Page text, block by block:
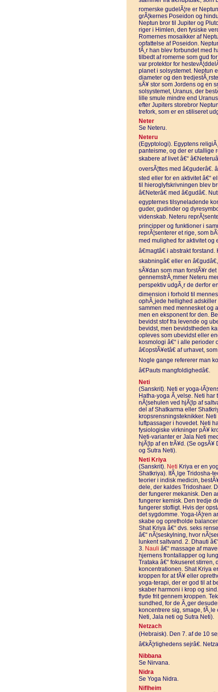
romerske gudelÃ¦re er
grÃ¦kernes Poseidon og
Neptun bror til Jupiter og
riger i Himlen, den fysiske
Romernes mosaikker af
opfattelse af Poseidon.
fÃ¸r han blev forbundet med
tilbedt af romerne som gud
var protektor for
planet i solsystemet. Neptun
diameter og den
sÃ¥ stor som Jordens og en
solsystemet, Uranus, der
lille smule mindre end
efter Jupiters storebror
trefork, som er en stiliseret
Neter
Se Neteru.
Neteru
(Egyptologi). Egyptens
panteisme, og der er utallige
skabere af livet â€“
oversÃ¦ttes med
sted eller for en aktivitet â€“
til hieroglyfskrivningen blev
â€Neterâ€ med â€gudâ€.
egypternes tilsyneladende
guder, gudinder og
videnskab. Neteru
principper og funktioner i
reprÃ¦senterer et rige, som
med mulighed for aktivitet og
â€magtâ€ i abstrakt
skabningâ€ eller en
sÃ¥dan som man forstÃ¥r
gennemstrÃ¸mmer Neteru
perspektiv udgÃ¸r de derfor en
dimension i forhold til
ophÃ¸jede hellighed
sammen med mennesket og
men en eksponent for den.
bevidst stof fra levende og
bevidst, men bevidstheden
opleves som ubevidst eller
kosmologi â€“ i alle perioder
â€opstÃ¥etâ€ af urhavet,
Nogle gange refererer man
â€Pauts mangfoldighedâ€.
Neti
(Sanskrit). Neti er yoga-
Hatha-yoga Ã¸velse. Neti
nÃ¦sehulen ved hjÃ¦lp af
del af Shatkarma eller
kropsrensningsteknikker. Neti
luftpassager i hovedet. Neti
fysiologiske virkninger pÃ¥
Neti-varianter er Jala Neti
hjÃ¦lp af en trÃ¥d. (Se
og Sutra Neti).
Neti Kriya
(Sanskrit). Neti Kriya er en
Shatkriya). IfÃ¸lge Tridosha-
teorier i indisk medicin,
dele, der kaldes Tridoshaer.
der fungerer mekanisk. Den
fungerer kemisk. Den tredje
fungerer stofligt. Hvis der
det sygdomme. Yoga-lÃ¦ren
skabe og opretholde
Shat Kriya â€“ dvs. seks
â€“ nÃ¦seskylning, hvor
lunkent saltvand. 2. Dhauti
3. Nauli â€“ massage af
hjernens frontallapper og
Trataka â€“ fokuseret stirren,
koncentrationen. Shat Kriya
kroppen for at fÃ¥ eller
yoga-terapi, der er god til at
skaber harmoni i krop og
flyde frit gennem kroppen.
sundhed, for de Ã¸ger
koncentrere sig, smage,
Neti, Jala neti og Sutra Neti).
Netzach
(Hebraisk). Den 7. af de 10
â€kÃ¦rlighedens sejrâ€.
Nibbana
Se Nirvana.
Nidra
Se Yoga Nidra.
Niflheim